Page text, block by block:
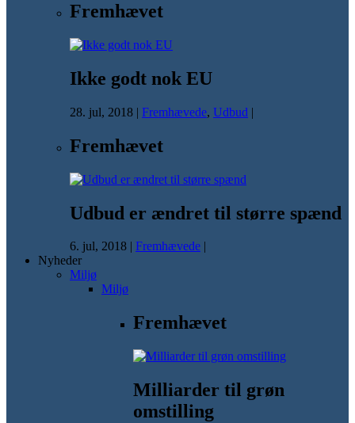
Fremhævet
Ikke godt nok EU
28. jul, 2018 | Fremhævede, Udbud |
Fremhævet
Udbud er ændret til større spænd
6. jul, 2018 | Fremhævede |
Nyheder
Miljø
Miljø
Fremhævet
Milliarder til grøn
omstilling